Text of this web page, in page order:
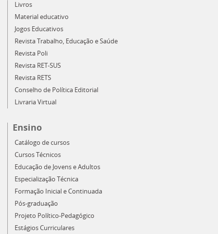
Livros
Material educativo
Jogos Educativos
Revista Trabalho, Educação e Saúde
Revista Poli
Revista RET-SUS
Revista RETS
Conselho de Política Editorial
Livraria Virtual
Ensino
Catálogo de cursos
Cursos Técnicos
Educação de Jovens e Adultos
Especialização Técnica
Formação Inicial e Continuada
Pós-graduação
Projeto Político-Pedagógico
Estágios Curriculares